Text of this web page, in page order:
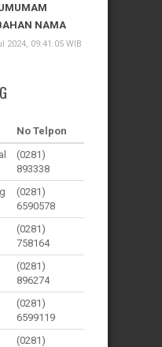
NAMA
2024, 09:41:05 WIB
No Telpon
(0281)
893338
(0281)
6590578
(0281)
758164
(0281)
896274
(0281)
6599119
(0281)